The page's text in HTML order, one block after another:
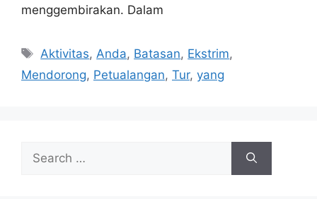
menggembirakan. Dalam
Tags
Aktivitas,Anda, Batasan, Ekstrim,
Mendorong, Petualangan, Tur, yang
Search
for: